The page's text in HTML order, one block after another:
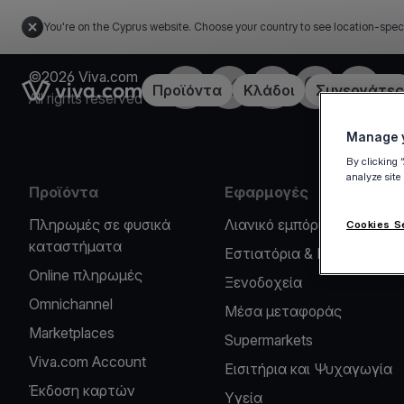
You're on the Cyprus website. Choose your country to see location-
Link to the homepageΠροϊόντα Κλάδοι Συνεργάτες
©2026 Viva.com
All rights reserved
Facebook
X LinkedInInstagramYouTube
Προϊόντα
Πληρωμές σε φυσικά
καταστήματα
Online πληρωμές
Omnichannel
Marketplaces
Viva.com Account
Έκδοση καρτών
Εφαρμογές
Λιανικό εμπόριο
Εστιατόρια & Καφέ
Ξενοδοχεία
Μέσα μεταφοράς
Supermarkets
Εισιτήρια και Ψυχαγωγία
Υγεία
Manage
By clicking
analyze
Cookies